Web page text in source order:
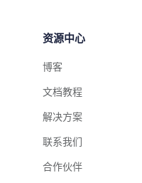
资源中心
博客
文档教程
解决方案
联系我们
合作伙伴